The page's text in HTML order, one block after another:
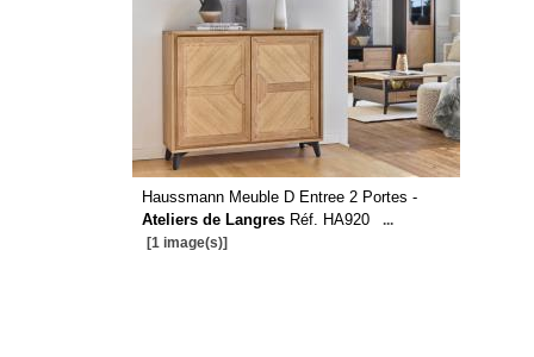
Haussmann Meuble D Entree 2 Portes -
Ateliers de LangresRéf. HA920
...
[1 image(s)]